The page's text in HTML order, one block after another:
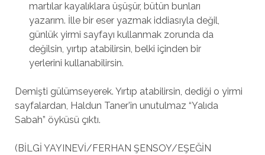
martılar kayalıklara üşüşür, bütün bunları
yazarım. İlle bir eser yazmak iddiasıyla değil,
günlük yirmi sayfayı kullanmak zorunda da
değilsin, yırtıp atabilirsin, belki içinden bir
yerlerini kullanabilirsin.
Demişti gülümseyerek. Yırtıp atabilirsin, dediği o yirmi
sayfalardan, Haldun Taner’in unutulmaz “Yalıda
Sabah” öyküsü çıktı.
(BİLGİ YAYINEVİ/FERHAN ŞENSOY/EŞEĞİN